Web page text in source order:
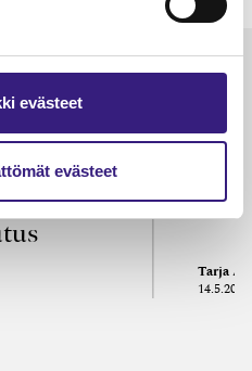
evästeet
evästeet
kulujen
Tarja
14.5.2021